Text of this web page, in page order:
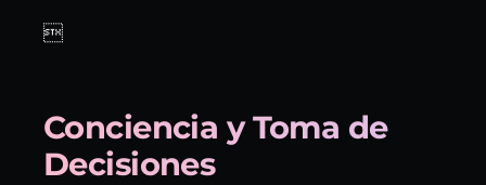

Conciencia y Toma de
Decisiones